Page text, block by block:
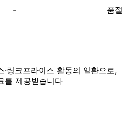
- 품절
·링크프라이스 활동의 일환으로,
를 제공받습니다